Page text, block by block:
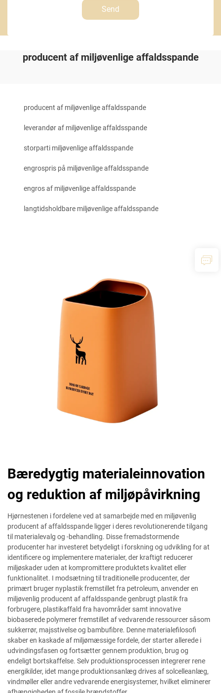
Send
producent af miljøvenlige affaldsspande
producent af miljøvenlige affaldsspande
leverandør af miljøvenlige affaldsspande
storparti miljøvenlige affaldsspande
engrospris på miljøvenlige affaldsspande
engros af miljøvenlige affaldsspande
langtidsholdbare miljøvenlige affaldsspande
Bæredygtig materialeinnovation
og reduktion af miljøpåvirkning
Hjørnestenen i fordelene ved at samarbejde med en miljøvenlig
producent af affaldsspande ligger i deres revolutionerende tilgang
til materialevalg og -behandling. Disse fremadstormende
producenter har investeret betydeligt i forskning og udvikling for at
identificere og implementere materialer, der kraftigt reducerer
miljøskader uden at kompromittere produktets kvalitet eller
funktionalitet. I modsætning til traditionelle producenter, der
primært bruger nyplastik fremstillet fra petroleum, anvender en
miljøvenlig producent af affaldsspande genbrugt plastik fra
forbrugere, plastikaffald fra havområder samt innovative
biobaserede polymerer fremstillet af vedvarende ressourcer såsom
sukkerrør, majsstivelse og bambufibre. Denne materialefilosofi
skaber en kaskade af miljømæssige fordele, der starter allerede i
udvindingsfasen og fortsætter gennem produktion, brug og
endeligt bortskaffelse. Selv produktionsprocessen integrerer rene
energikilder, idet mange produktionsanlæg drives af solcelleanlæg,
vindmøller eller andre vedvarende energisystemer, hvilket eliminerer